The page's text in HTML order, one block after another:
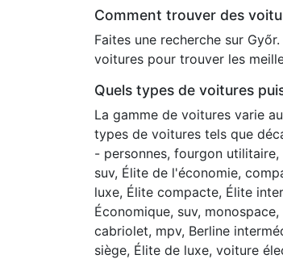
Comment trouver des
Faites une recherche sur
voitures pour trouver les
Quels types de voitures
La gamme de voitures varie
types de voitures tels que
- personnes, fourgon
suv, Élite de l'économie,
luxe, Élite compacte, Élite
Économique, suv,
cabriolet, mpv, Berline
siège, Élite de luxe, voiture